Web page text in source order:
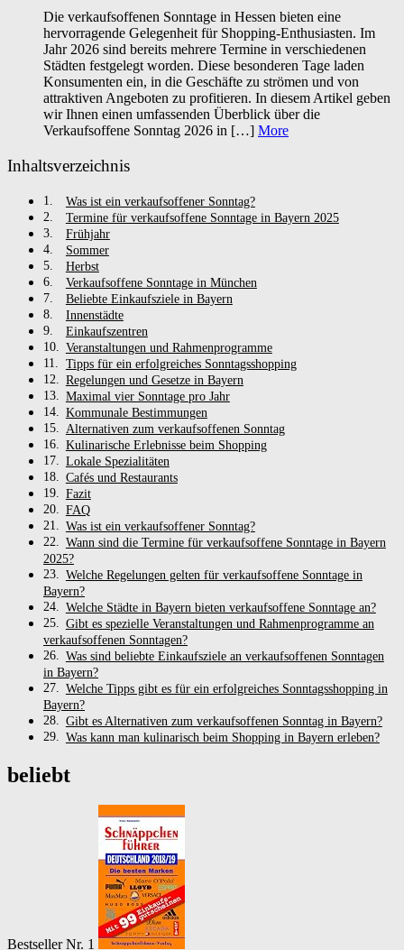
Die verkaufsoffenen Sonntage in Hessen bieten eine
hervorragende Gelegenheit für Shopping-Enthusiasten. Im
Jahr 2026 sind bereits mehrere Termine in verschiedenen
Städten festgelegt worden. Diese besonderen Tage laden
Konsumenten ein, in die Geschäfte zu strömen und von
attraktiven Angeboten zu profitieren. In diesem Artikel geben
wir Ihnen einen umfassenden Überblick über die
Verkaufsoffene Sonntag 2026 in […] More
Inhaltsverzeichnis
Was ist ein verkaufsoffener Sonntag?
Termine für verkaufsoffene Sonntage in Bayern 2025
Frühjahr
Sommer
Herbst
Verkaufsoffene Sonntage in München
Beliebte Einkaufsziele in Bayern
Innenstädte
Einkaufszentren
Veranstaltungen und Rahmenprogramme
Tipps für ein erfolgreiches Sonntagsshopping
Regelungen und Gesetze in Bayern
Maximal vier Sonntage pro Jahr
Kommunale Bestimmungen
Alternativen zum verkaufsoffenen Sonntag
Kulinarische Erlebnisse beim Shopping
Lokale Spezialitäten
Cafés und Restaurants
Fazit
FAQ
Was ist ein verkaufsoffener Sonntag?
Wann sind die Termine für verkaufsoffene Sonntage in Bayern
2025?
Welche Regelungen gelten für verkaufsoffene Sonntage in
Bayern?
Welche Städte in Bayern bieten verkaufsoffene Sonntage an?
Gibt es spezielle Veranstaltungen und Rahmenprogramme an
verkaufsoffenen Sonntagen?
Was sind beliebte Einkaufsziele an verkaufsoffenen Sonntagen
in Bayern?
Welche Tipps gibt es für ein erfolgreiches Sonntagsshopping in
Bayern?
Gibt es Alternativen zum verkaufsoffenen Sonntag in Bayern?
Was kann man kulinarisch beim Shopping in Bayern erleben?
beliebt
Bestseller Nr. 1